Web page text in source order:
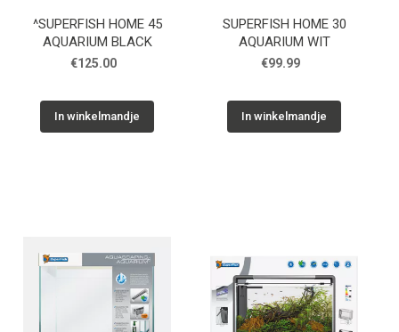
^SUPERFISH HOME 45
AQUARIUM BLACK
€125.00
In winkelmandje
SUPERFISH HOME 30
AQUARIUM WIT
€99.99
In winkelmandje